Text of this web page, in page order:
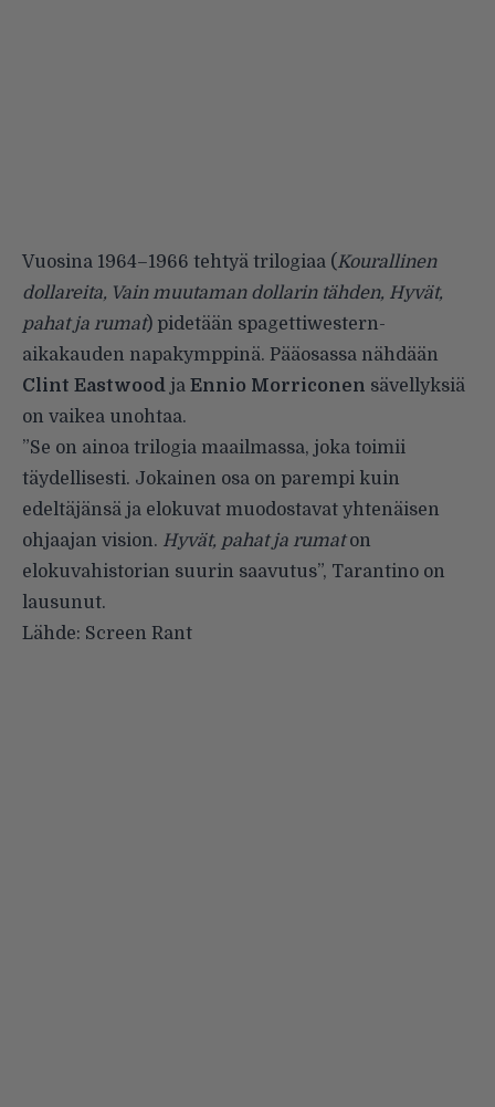
Vuosina 1964–1966 tehtyä trilogiaa (Kourallinen
dollareita, Vain muutaman dollarin tähden, Hyvät,
pahat ja rumat) pidetään spagettiwestern-
aikakauden napakymppinä. Pääosassa nähdään
Clint Eastwood ja Ennio Morriconen sävellyksiä
on vaikea unohtaa.
”Se on ainoa trilogia maailmassa, joka toimii
täydellisesti. Jokainen osa on parempi kuin
edeltäjänsä ja elokuvat muodostavat yhtenäisen
ohjaajan vision. Hyvät, pahat ja rumaton
elokuvahistorian suurin saavutus”, Tarantino on
lausunut.
Lähde: Screen Rant